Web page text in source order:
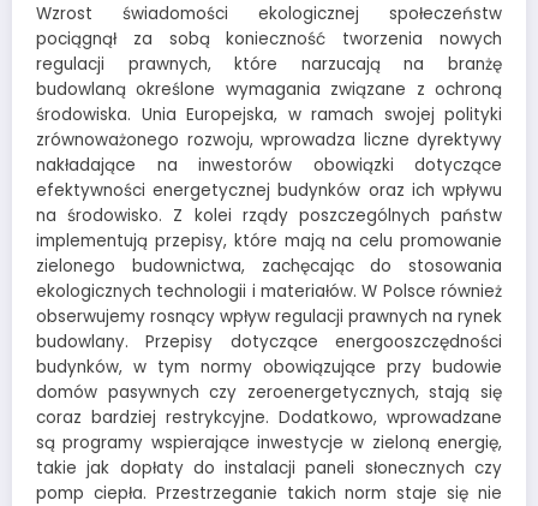
Wzrost świadomości ekologicznej społeczeństw
pociągnął za sobą konieczność tworzenia nowych
regulacji prawnych, które narzucają na branżę
budowlaną określone wymagania związane z ochroną
środowiska. Unia Europejska, w ramach swojej polityki
zrównoważonego rozwoju, wprowadza liczne dyrektywy
nakładające na inwestorów obowiązki dotyczące
efektywności energetycznej budynków oraz ich wpływu
na środowisko. Z kolei rządy poszczególnych państw
implementują przepisy, które mają na celu promowanie
zielonego budownictwa, zachęcając do stosowania
ekologicznych technologii i materiałów. W Polsce również
obserwujemy rosnący wpływ regulacji prawnych na rynek
budowlany. Przepisy dotyczące energooszczędności
budynków, w tym normy obowiązujące przy budowie
domów pasywnych czy zeroenergetycznych, stają się
coraz bardziej restrykcyjne. Dodatkowo, wprowadzane
są programy wspierające inwestycje w zieloną energię,
takie jak dopłaty do instalacji paneli słonecznych czy
pomp ciepła. Przestrzeganie takich norm staje się nie